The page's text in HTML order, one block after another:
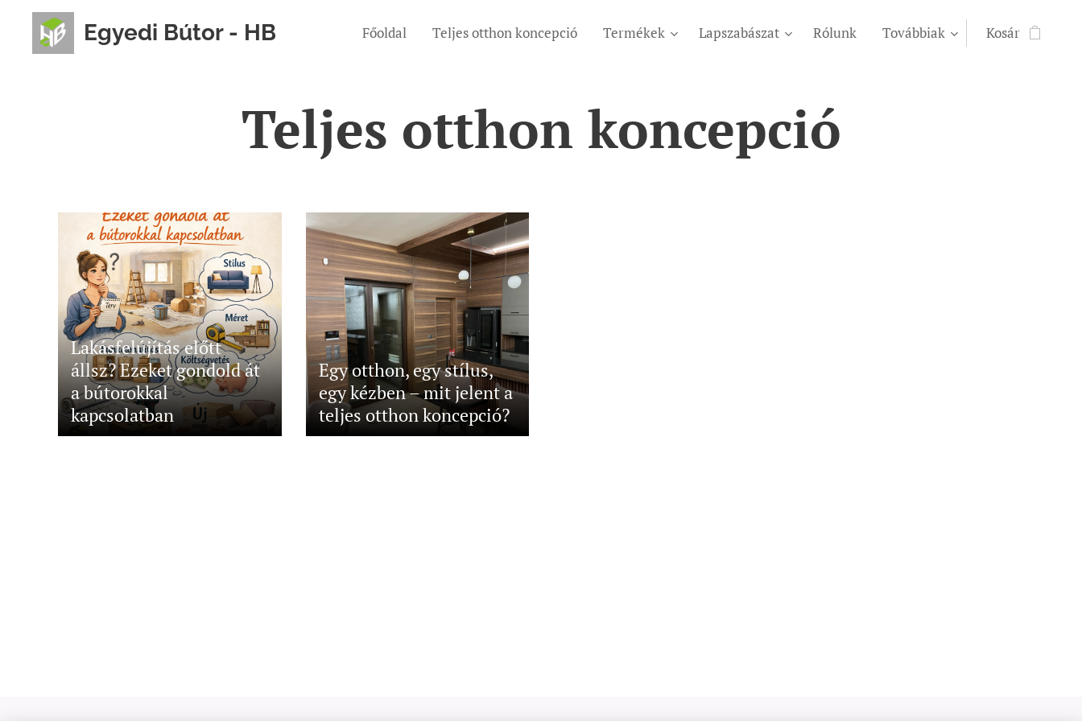
Egyedi Bútor - HB Főoldal Teljes otthon koncepció Termékek Lapszabászat Rólunk Továbbiak Kosár
Teljes otthon koncepció
Lakásfelújítás előtt
állsz? Ezeket gondold át
a bútorokkal
kapcsolatban
Egy otthon, egy stílus,
egy kézben – mit jelent a
teljes otthon koncepció?